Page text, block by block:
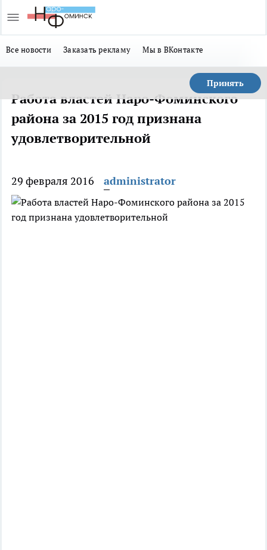
Все новости Заказать рекламу Мы в ВКонтакте
Принять
Работа властей Наро-Фоминского
района за 2015 год признана
удовлетворительной
29 февраля 2016 administrator